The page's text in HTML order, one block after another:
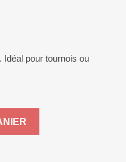
pour tournois ou